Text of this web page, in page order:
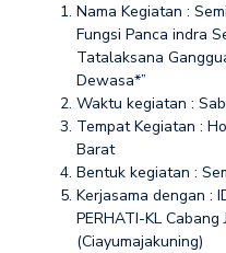
Nama Kegiatan :
Fungsi Panca indra
Tatalaksana
Dewasa*”
Waktu kegiatan :
Tempat Kegiatan :
Barat
Bentuk kegiatan :
Kerjasama dengan :
PERHATI-KL
(Ciayumajakuning)